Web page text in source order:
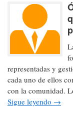
representadas y
cada uno de ellos
con la comunidad.
Sigue leyendo →